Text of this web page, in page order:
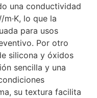
una conductividad
lo que la
para usos
Por otro
silicona y óxidos
sencilla y una
su textura facilita